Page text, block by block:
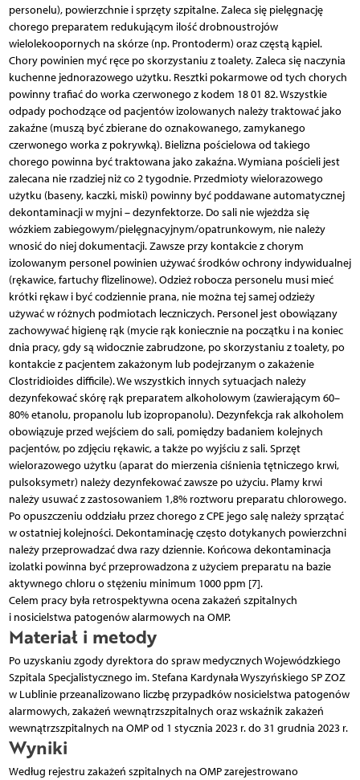
personelu), powierzchnie i sprzęty szpitalne. Zaleca się pielęgnację
chorego preparatem redukującym ilość drobnoustrojów
wielolekoopornych na skórze (np. Prontoderm) oraz częstą kąpiel.
Chory powinien myć ręce po skorzystaniu z toalety. Zaleca się naczynia
kuchenne jednorazowego użytku. Resztki pokarmowe od tych chorych
powinny trafiać do worka czerwonego z kodem 18 01 82. Wszystkie
odpady pochodzące od pacjentów izolowanych należy traktować jako
zakaźne (muszą być zbierane do oznakowanego, zamykanego
czerwonego worka z pokrywką). Bielizna pościelowa od takiego
chorego powinna być traktowana jako zakaźna. Wymiana pościeli jest
zalecana nie rzadziej niż co 2 tygodnie. Przedmioty wielorazowego
użytku (baseny, kaczki, miski) powinny być poddawane automatycznej
dekontaminacji w myjni – dezynfektorze. Do sali nie wjeżdża się
wózkiem zabiegowym/pielęgnacyjnym/opatrunkowym, nie należy
wnosić do niej dokumentacji. Zawsze przy kontakcie z chorym
izolowanym personel powinien używać środków ochrony indywidualnej
(rękawice, fartuchy flizelinowe). Odzież robocza personelu musi mieć
krótki rękaw i być codziennie prana, nie można tej samej odzieży
używać w różnych podmiotach leczniczych. Personel jest obowiązany
zachowywać higienę rąk (mycie rąk koniecznie na początku i na koniec
dnia pracy, gdy są widocznie zabrudzone, po skorzystaniu z toalety, po
kontakcie z pacjentem zakażonym lub podejrzanym o zakażenie
Clostridioides difficile). We wszystkich innych sytuacjach należy
dezynfekować skórę rąk preparatem alkoholowym (zawierającym 60–
80% etanolu, propanolu lub izopropanolu). Dezynfekcja rak alkoholem
obowiązuje przed wejściem do sali, pomiędzy badaniem kolejnych
pacjentów, po zdjęciu rękawic, a także po wyjściu z sali. Sprzęt
wielorazowego użytku (aparat do mierzenia ciśnienia tętniczego krwi,
pulsoksymetr) należy dezynfekować zawsze po użyciu. Plamy krwi
należy usuwać z zastosowaniem 1,8% roztworu preparatu chlorowego.
Po opuszczeniu oddziału przez chorego z CPE jego salę należy sprzątać
w ostatniej kolejności. Dekontaminację często dotykanych powierzchni
należy przeprowadzać dwa razy dziennie. Końcowa dekontaminacja
izolatki powinna być przeprowadzona z użyciem preparatu na bazie
aktywnego chloru o stężeniu minimum 1000 ppm [7].
Celem pracy była retrospektywna ocena zakażeń szpitalnych
i nosicielstwa patogenów alarmowych na OMP.
Materiał i metody
Po uzyskaniu zgody dyrektora do spraw medycznych Wojewódzkiego
Szpitala Specjalistycznego im. Stefana Kardynała Wyszyńskiego SP ZOZ
w Lublinie przeanalizowano liczbę przypadków nosicielstwa patogenów
alarmowych, zakażeń wewnątrzszpitalnych oraz wskaźnik zakażeń
wewnątrzszpitalnych na OMP od 1 stycznia 2023 r. do 31 grudnia 2023 r.
Wyniki
Według rejestru zakażeń szpitalnych na OMP zarejestrowano